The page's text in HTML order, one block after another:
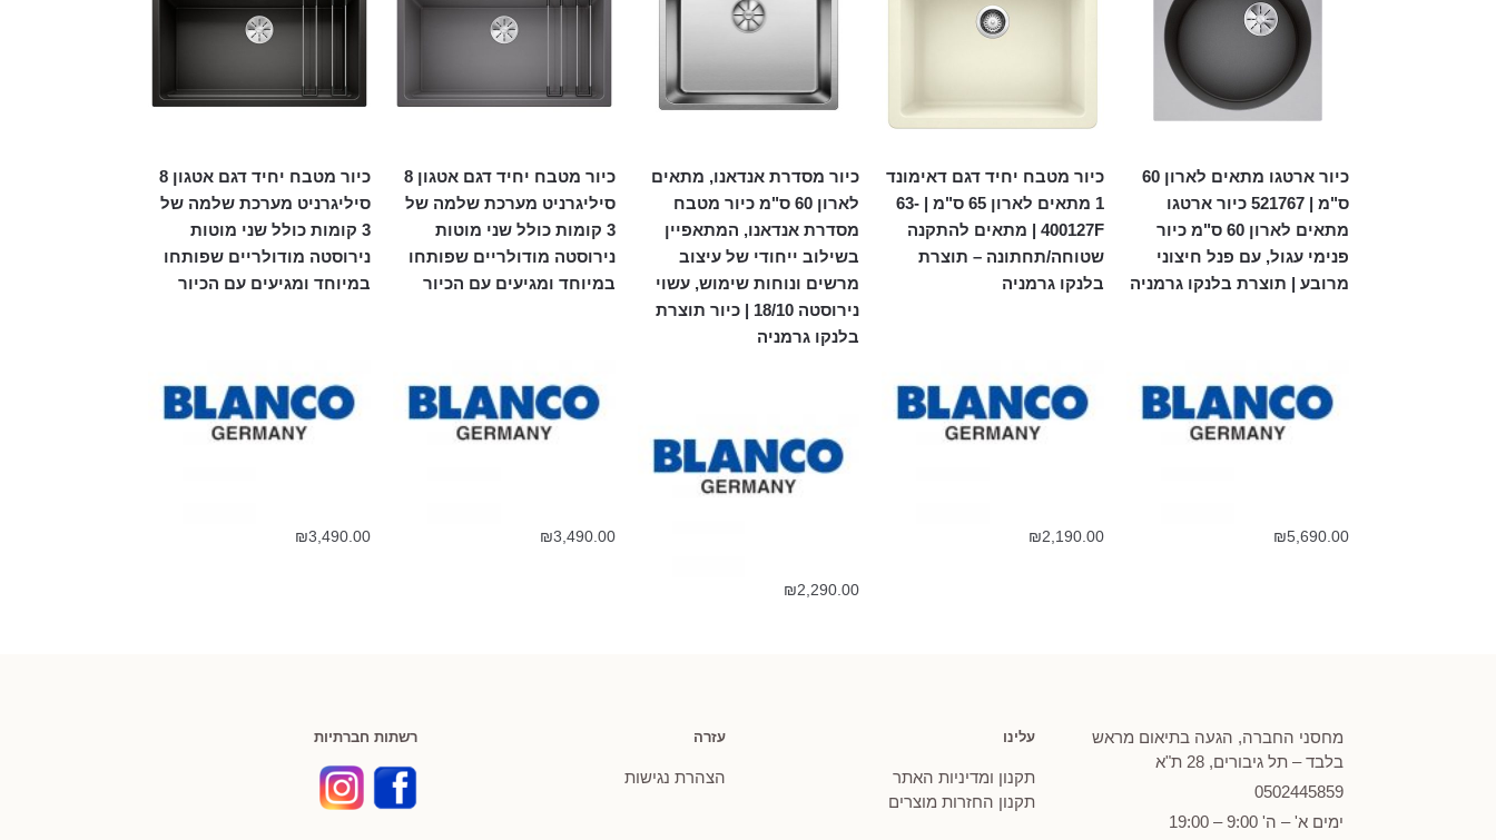
כיור ארטגו מתאים לארון 60
ס"מ | 521767 כיור ארטגו
מתאים לארון 60 ס"מ כיור
פנימי עגול, עם פנל חיצוני
מרובע | תוצרת בלנקו גרמניה
₪5,690.00
כיור מטבח יחיד דגם דאימונד
1 מתאים לארון 65 ס"מ | 63-
400127F | מתאים להתקנה
שטוחה/תחתונה – תוצרת
בלנקו גרמניה
₪2,190.00
כיור מסדרת אנדאנו, מתאים
לארון 60 ס"מ כיור מטבח
מסדרת אנדאנו, המתאפיין
בשילוב ייחודי של עיצוב
מרשים ונוחות שימוש, עשוי
נירוסטה 18/10 | כיור תוצרת
בלנקו גרמניה
₪2,290.00
כיור מטבח יחיד דגם אטגון 8
סיליגרניט מערכת שלמה של
3 קומות כולל שני מוטות
נירוסטה מודולריים שפותחו
במיוחד ומגיעים עם הכיור
₪3,490.00
כיור מטבח יחיד דגם אטגון 8
סיליגרניט מערכת שלמה של
3 קומות כולל שני מוטות
נירוסטה מודולריים שפותחו
במיוחד ומגיעים עם הכיור
₪3,490.00
מחסני החברה, הגעה בתיאום מראש
בלבד – תל גיבורים, 28 ת"א
0502445859
ימים א' – ה' 9:00 – 19:00
עלינו
תקנון ומדיניות האתר
תקנון החזרות מוצרים
עזרה
הצהרת נגישות
רשתות חברתיות